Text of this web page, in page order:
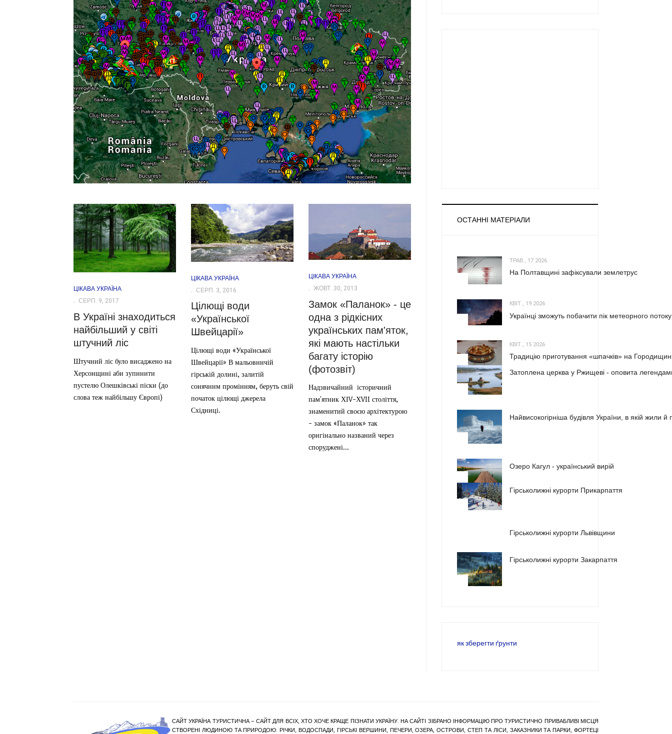
ЦІКАВА УКРАЇНА
СЕРП. 9, 2017
В Україні знаходиться
найбільший у світі
штучний ліс
Штучний ліс було висаджено на
Херсонщині аби зупинити
пустелю Олешківські піски (до
слова теж найбільшу Європі)
ЦІКАВА УКРАЇНА
СЕРП. 3, 2016
Цілющі води
«Української
Швейцарії»
Цілющі води «Української
Швейцарії» В мальовничій
гірській долині, залитій
сонячним промінням, беруть свій
початок цілющі джерела
Східниці.
ЦІКАВА УКРАЇНА
ЖОВТ. 30, 2013
Замок «Паланок» - це
одна з рідкісних
українських пам'яток,
які мають настільки
багату історію
(фотозвіт)
Надзвичайний історичний
пам'ятник ХІV-ХVII століття,
знаменитий своєю архітектурою
- замок «Паланок» так
оригінально названий через
споруджені...
ОСТАННІ МАТЕРІАЛИ
ТРАВ., 17 2026
На Полтавщині зафіксували землетрус
КВІТ., 19 2026
Українці зможуть побачити пік метеорного
КВІТ., 15 2026
Традицію приготування «шпачків» на
Затоплена церква у Ржищеві - оповита
Найвисокогірніша будівля України, в якій жили
Озеро Кагул - український вирій
Гірськолижні курорти Прикарпаття
Гірськолижні курорти Львівщини
Гірськолижні курорти Закарпаття
як зберегти ґрунти
САЙТ УКРАЇНА ТУРИСТИЧНА – САЙТ ДЛЯ ВСІХ, ХТО ХОЧЕ КРАЩЕ ПІЗНАТИ УКРАЇНУ. НА САЙТІ ЗІБРАНО ІНФОРМАЦІЮ ПРО ТУРИСТИЧНО ПРИВАБЛИВІ МІСЦЯ
СТВОРЕНІ ЛЮДИНОЮ ТА ПРИРОДОЮ: РІЧКИ, ВОДОСПАДИ, ГІРСЬКІ ВЕРШИНИ, ПЕЧЕРИ, ОЗЕРА, ОСТРОВИ, СТЕП ТА ЛІСИ, ЗАКАЗНИКИ ТА ПАРКИ, ФОРТЕЦІ